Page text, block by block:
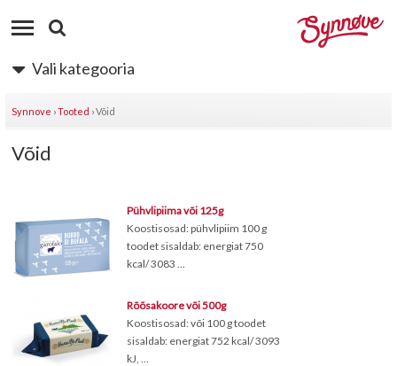
Vali kategooria
Synnove ›Tooted ›Võid
Võid
Pühvlipiima või 125g
Koostisosad: pühvlipiim 100 g
toodet sisaldab: energiat 750
kcal/ 3083 ...
Rõõsakoore või 500g
Koostisosad: või 100 g toodet
sisaldab: energiat 752 kcal/ 3093
kJ, ...